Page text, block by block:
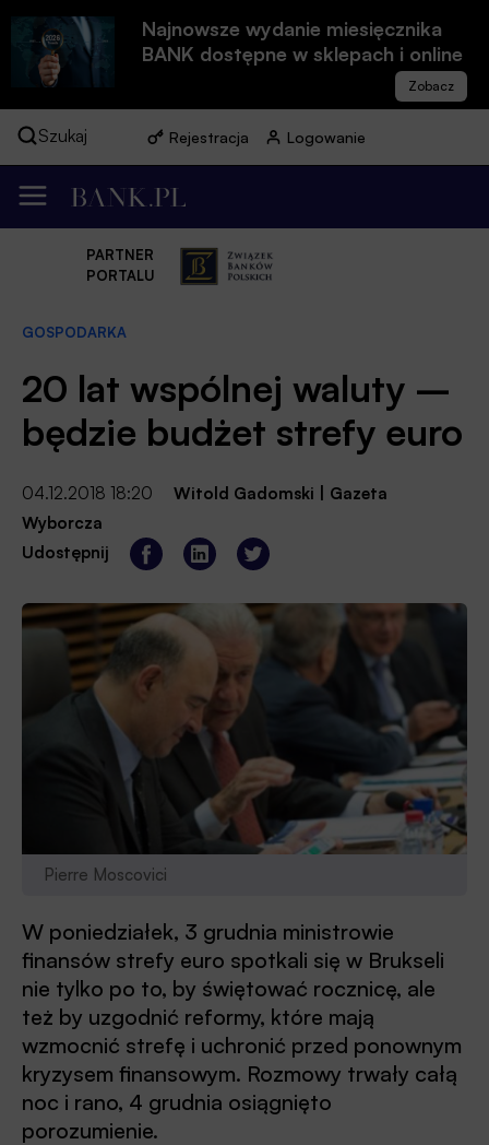
Najnowsze wydanie miesięcznika
BANK dostępne w sklepach i online
Szukaj Rejestracja Logowanie
PARTNER
PORTALU
GOSPODARKA
20 lat wspólnej waluty –
będzie budżet strefy euro
04.12.2018 18:20 Witold Gadomski
Gazeta
Wyborcza
Udostępnij
Pierre Moscovici
W poniedziałek, 3 grudnia ministrowie
finansów strefy euro spotkali się w Brukseli
nie tylko po to, by świętować rocznicę, ale
też by uzgodnić reformy, które mają
wzmocnić strefę i uchronić przed ponownym
kryzysem finansowym. Rozmowy trwały całą
noc i rano, 4 grudnia osiągnięto
porozumienie.